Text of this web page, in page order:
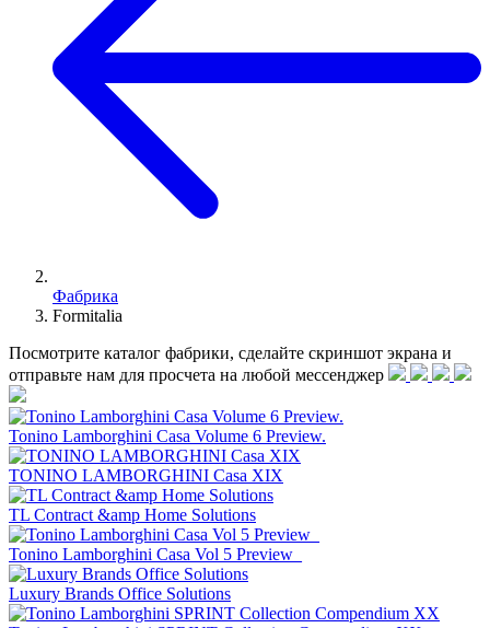
Фабрика
Formitalia
Посмотрите каталог фабрики, сделайте скриншот экрана и
отправьте нам для просчета на любой меcсенджер
Tonino Lamborghini Casa Volume 6 Preview.
TONINO LAMBORGHINI Casa XIX
TL Contract &amp Home Solutions
Tonino Lamborghini Casa Vol 5 Preview_
Luxury Brands Office Solutions